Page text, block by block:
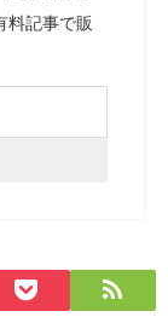
料記事で販